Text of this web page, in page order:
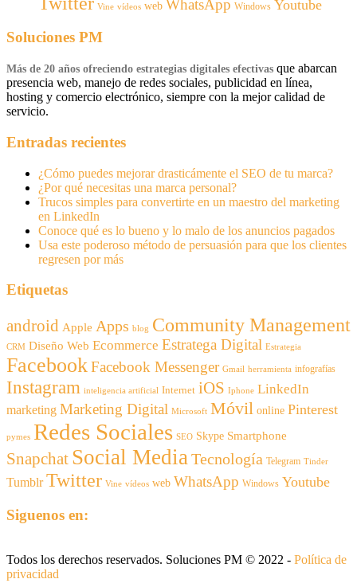
Vine vídeos web WhatsApp Windows Youtube
Soluciones PM
Más de 20 años ofreciendo estrategias digitales efectivas que abarcan
presencia web, manejo de redes sociales, publicidad en línea,
hosting y comercio electrónico, siempre con la mejor calidad de
servicio.
Entradas recientes
¿Cómo puedes mejorar drasticámente el SEO de tu marca?
¿Por qué necesitas una marca personal?
Trucos simples para convertirte en un maestro del marketing
en LinkedIn
Conoce qué es lo bueno y lo malo de los anuncios pagados
Usa este poderoso método de persuasión para que los clientes
regresen por más
Etiquetas
android Apple Apps blog Community Management
CRM Diseño Web Ecommerce Estratega Digital Estrategia
FacebookFacebook Messenger Gmail herramienta infografías
Instagram inteligencia artificial Internet iOS Iphone LinkedIn
marketing Marketing Digital Microsoft Móvil online Pinterest
pymes Redes Sociales SEO Skype Smartphone
Snapchat Social Media Tecnología Telegram Tinder
Tumblr Twitter Vine vídeos web WhatsApp Windows Youtube
Siguenos en:
Todos los derechos reservados. Soluciones PM © 2022 - Política de
privacidad